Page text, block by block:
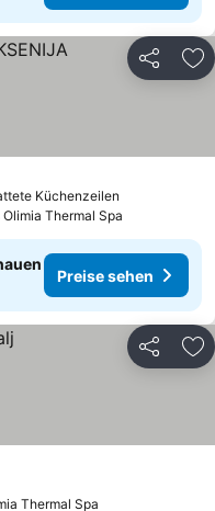
Teilen
Küchenzeilen
sehen
Thermal Spa
Preise sehen
Teilen
Thermal Spa